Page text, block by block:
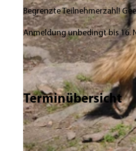
Begrenzte Teilnehmerzahl!
Anmeldung unbedingt bis 16.
Terminübersicht